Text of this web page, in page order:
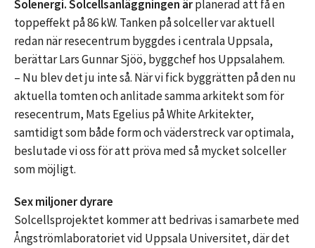
Solenergi. Solcellsanläggningen ärplanerad att få en
toppeffekt på 86 kW. Tanken på solceller var aktuell
redan när resecentrum byggdes i centrala Uppsala,
berättar Lars Gunnar Sjöö, byggchef hos Uppsalahem.
– Nu blev det ju inte så. När vi fick byggrätten på den nu
aktuella tomten och anlitade samma arkitekt som för
resecentrum, Mats Egelius på White Arkitekter,
samtidigt som både form och väderstreck var optimala,
beslutade vi oss för att pröva med så mycket solceller
som möjligt.
Sex miljoner dyrare
Solcellsprojektet kommer att bedrivas i samarbete med
Ångströmlaboratoriet vid Uppsala Universitet, där det